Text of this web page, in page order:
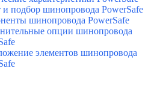
и подбор шинопровода PowerSafe
шинопровода PowerSafe
опции шинопровода
элементов шинопровода